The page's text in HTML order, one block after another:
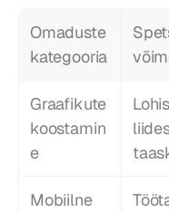
Omaduste
kategooria
Graafikute
koostamin
e
Mobiilne